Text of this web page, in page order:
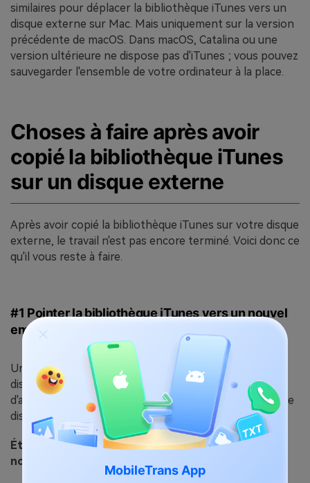
MobileTrans App
similaires pour déplacer la bibliothèque iTunes vers un
disque externe sur Mac. Mais uniquement sur la version
précédente de macOS. Dans macOS, Catalina ou une
version ultérieure ne dispose pas d'iTunes ; vous pouvez
sauvegarder l'ensemble de votre ordinateur à la place.
Choses à faire après avoir
copié la bibliothèque iTunes
sur un disque externe
Après avoir copié la bibliothèque iTunes sur votre disque
externe, le travail n'est pas encore terminé. Voici donc ce
qu'il vous reste à faire.
#1 Pointer la bibliothèque iTunes vers un nouvel
emplacement
Une fois que vous avez transféré votre iTunes sur un
disque dur externe, vous devez rediriger le chemin
d'accès vers le disque dur externe plutôt que vers votre
disque local, puis supprimer les fichiers sur votre PC.
Étapes pour pointer la bibliothèque iTunes vers un
nouvel emplacement